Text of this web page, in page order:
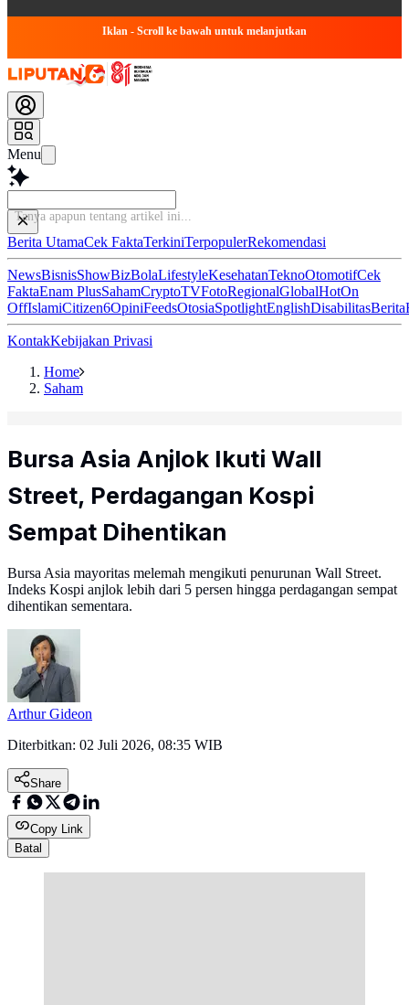
Iklan - Scroll ke bawah untuk melanjutkan
Menu
Tanya apapun tentang artikel in
Berita UtamaCek FaktaTerkiniTerpopulerRekomendasi
NewsBisnisShowBizBolaLifestyleKesehatanTeknoOtomotifCek
FaktaEnam PlusSahamCryptoTVFotoRegionalGlobalHotOn
OffIslamiCitizen6OpiniFeedsOtosiaSpotlightEnglishDisabilitasBerita
KontakKebijakan Privasi
Home
Saham
Bursa Asia Anjlok Ikuti Wall
Street, Perdagangan Kospi
Sempat Dihentikan
Bursa Asia mayoritas melemah mengikuti penurunan Wall Street.
Indeks Kospi anjlok lebih dari 5 persen hingga perdagangan sempat
dihentikan sementara.
Arthur Gideon
Diterbitkan: 02 Juli 2026, 08:35 WIB
Share
Copy Link
Batal